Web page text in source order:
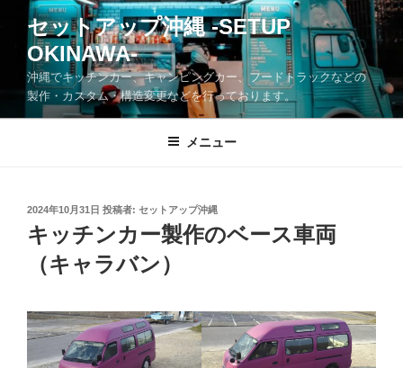
へ
セットアップ沖縄 -SETUP
OKINAWA-
沖縄でキッチンカー、キャンピングカー、フードトラックなどの
製作・カスタム・構造変更などを行っております。
メニュー
投
稿
日:
2024年10月31日 投稿者: セットアップ沖縄
キッチンカー製作のベース車両
（キャラバン）